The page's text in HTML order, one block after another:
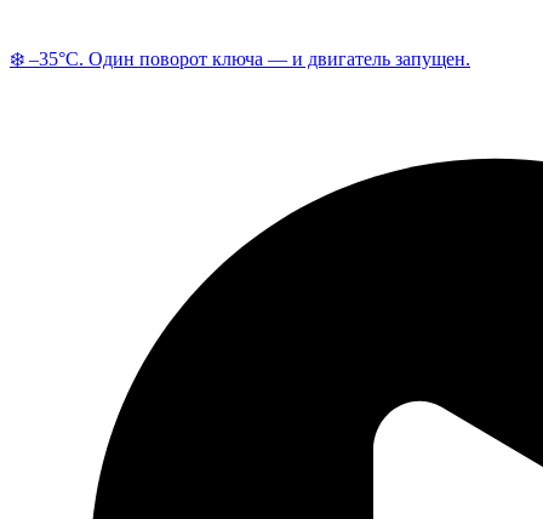
❄️ –35°C. Один поворот ключа — и двигатель запущен.